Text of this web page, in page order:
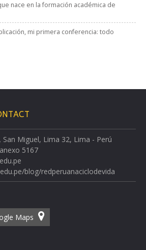
nace en la formación académica de
mi primera conferencia: todo
San Miguel, Lima 32, Lima - Perú
5167
blog/redperuanaciclodevida
Maps